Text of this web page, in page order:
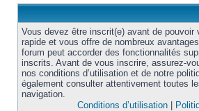
Vous devez être inscrit(e) avant de pouvoir
rapide et vous offre de nombreux
forum peut accorder des fonctionnalités
inscrits. Avant de vous inscrire, assurez-
nos conditions d’utilisation et de notre
également consulter attentivement toutes
navigation.
Conditions d’utilisation